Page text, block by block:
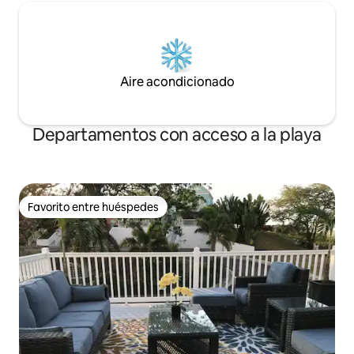
Aire acondicionado
Departamentos con acceso a la playa
Favorito entre huéspedes
Favorito entre huéspedes